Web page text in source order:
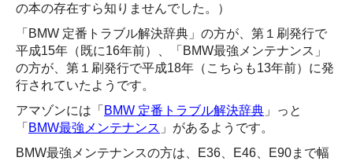
の本の存在すら知りませんでした。）
「BMW 定番トラブル解決辞典」の方が、第１刷発行で
平成15年（既に16年前）、「BMW最強メンテナンス」
の方が、第１刷発行で平成18年（こちらも13年前）に発
行されていたようです。
アマゾンには「 BMW 定番トラブル解決辞典 」っと
「 BMW最強メンテナンス 」があるようです。
BMW最強メンテナンスの方は、E36、E46、E90まで幅